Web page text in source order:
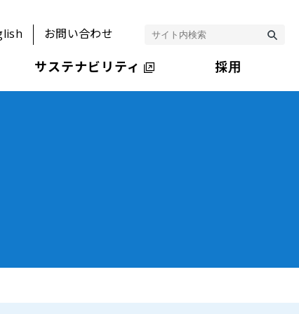
お問い合わせ
サステナビリティ 採用